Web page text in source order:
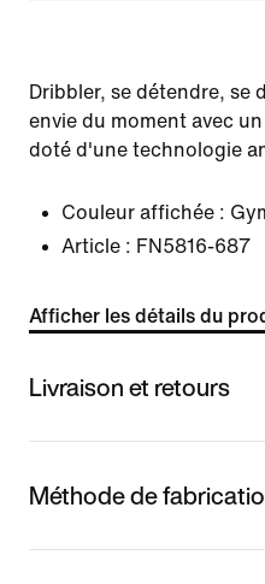
Dribbler, se détendre, se
envie du moment avec
doté d'une technologie
Couleur affichée :
Article : FN5816-687
Afficher les détails du
Livraison et retours
Méthode de